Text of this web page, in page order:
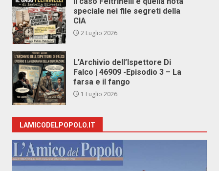
speciale nei file segreti della
CIA
2 Luglio 2026
L’Archivio dell’Ispettore Di
Falco | 46909 -Episodio 3 – La
farsa e il fango
1 Luglio 2026
LAMICODELPOPOLO.IT